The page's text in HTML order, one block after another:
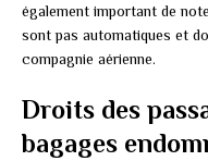
également important de
sont pas automatiques et
compagnie aérienne.
Droits des
bagages